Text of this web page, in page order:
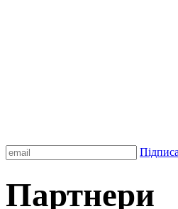
Партнери